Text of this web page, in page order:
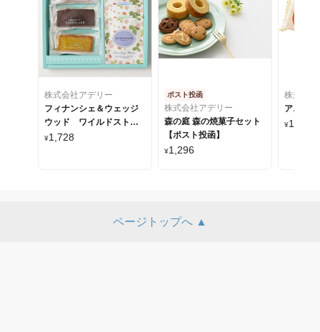
株式会社アデリー
フィナンシェ＆ウェッジ
ウッド ワイルドストロ
ベリーティーバッグアソ
¥1,728
ポスト投函
株式会社アデリー
森の庭 森の焼菓子セット
【ポスト投函】
¥1,296
株式会
アニマ
¥1,400
ページトップへ ▲